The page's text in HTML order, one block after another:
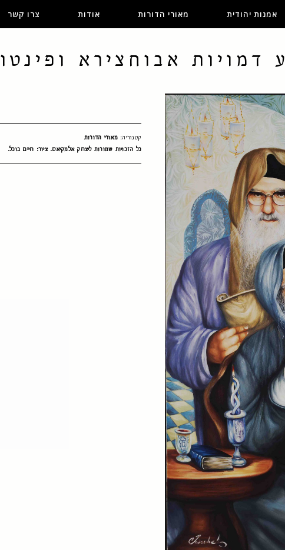
אמנות יהודית מאורי הדורות אודות צרו קשר
דמויות אבוחצירא ופינטו
קטגוריה:מאורי הדורות
כל הזכויות שמורות ליצחק אלמקיאס. ציור: חיים בוכל.